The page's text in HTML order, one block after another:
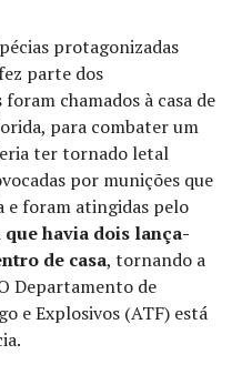
protagonizadas
parte dos
chamados à casa de
para combater um
ter tornado letal
por munições que
e foram atingidas pelo
havia dois lança-
de casa, tornando a
Departamento de
e Explosivos (ATF) está